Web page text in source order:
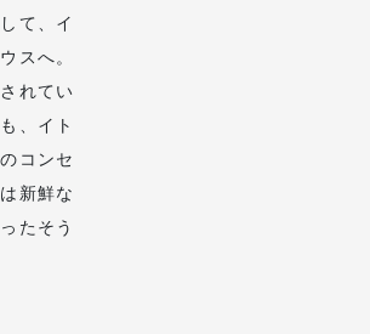
て、イ
スへ。
れてい
、イト
コンセ
新鮮な
たそう